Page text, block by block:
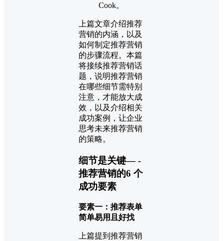
Cook。
上篇文章介绍推荐
营销的内涵，以及
如何制定推荐营销
的步骤流程。本篇
将接续推荐营销话
题，说明推荐营销
在哪些细节需特别
注意，才能放大成
效，以及介绍相关
成功案例，让企业
思考未来推荐营销
的策略。
细节是关键— -
推荐营销的6 个
成功要素
要素一：推荐表单
简单易用且好找
上篇提到推荐营销